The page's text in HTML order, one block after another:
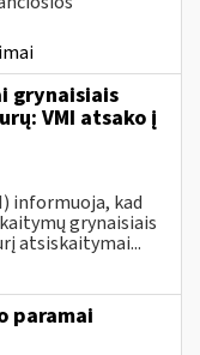
grynaisiais
VMI atsako į
informuoja, kad
grynaisiais
atsiskaitymai...
paramai